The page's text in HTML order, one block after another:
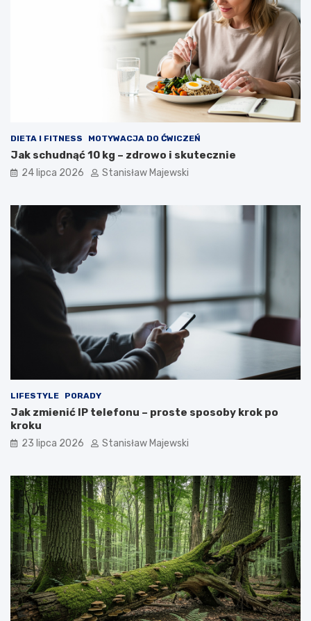
DIETA I FITNESS MOTYWACJA DO ĆWICZEŃ
Jak schudnąć 10 kg – zdrowo i skutecznie
24 lipca 2026 Stanisław Majewski
LIFESTYLE PORADY
Jak zmienić IP telefonu – proste sposoby krok po
kroku
23 lipca 2026 Stanisław Majewski